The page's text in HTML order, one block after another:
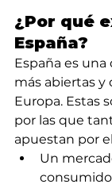
¿Por qué
España?
España es
más abiertas y
Europa. Estas
por las que
apuestan por
Un